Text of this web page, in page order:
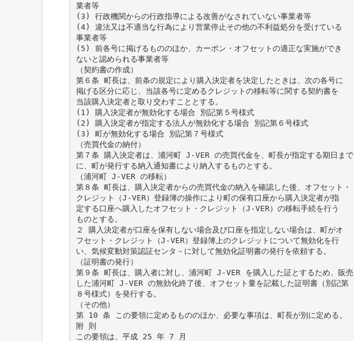
業者等
(3) 行政機関からの行政指導による改善がなされていない事業者等
(4) 違法又は不適当な行為により営業停止その他の不利益処分を受けている
事業者等
(5) 前各号に掲げるもののほか、カーボン・オフセットの適正な実施ができ
ないと認められる事業者等
（契約書の作成）
第６条 町長は、前条の規定により購入決定者を決定したときは、次の各号に
掲げる区分に応じ、当該各号に定めるクレジットの移転等に関する契約書を
当該購入決定者と取り交わすこととする。
(1) 購入決定者が無効化する場合 別記第５号様式
(2) 購入決定者が指定する法人が無効化する場合 別記第６号様式
(3) 町が無効化する場合 別記第７号様式
（売買代金の納付）
第７条 購入決定者は、浦河町 J-VER の売買代金を、町長が指定する期日まで
に、町が発行する納入通知書により納入するものとする。
（浦河町 J-VER の移転）
第８条 町長は、購入決定者からの売買代金の納入を確認した後、オフセット・
クレジット（J-VER）登録簿の操作により町の保有口座から購入決定者が指
定する口座へ購入したオフセット・クレジット（J-VER）の移転手続を行う
ものとする。
２ 購入決定者が口座を保有しない場合及び口座を指定しない場合は、町がオ
フセット・クレジット（J-VER）登録簿上のクレジットについて無効化を行
い、気候変動対策認証センタ－に対して無効化証明書の発行を依頼する。
（証明書の発行）
第９条 町長は、購入者に対し、浦河町 J-VER を購入した証とするため、販売
した浦河町 J-VER の無効化終了後、オフセット量を記載した証明書（別記第
８号様式）を発行する。
（その他）
第 10 条 この要領に定めるもののほか、必要な事項は、町長が別に定める。
附 則
この要領は、平成 25 年 7 月